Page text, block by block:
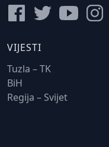
VIJESTI
Tuzla – TK
BiH
Regija – Svijet